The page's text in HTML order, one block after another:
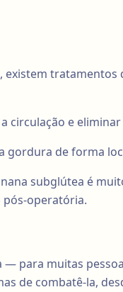
existem
circulação e
gordura de forma
subglútea é
pós-operatória.
— para muitas
de combatê-la,